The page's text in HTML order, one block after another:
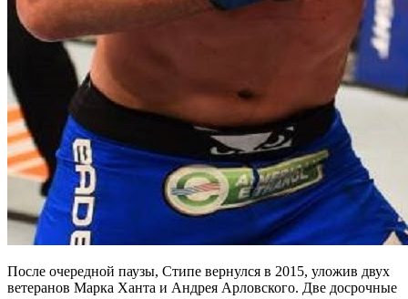
После очередной паузы, Стипе вернулся в 2015, уложив двух
ветеранов Марка Ханта и Андрея Арловского. Две досрочные